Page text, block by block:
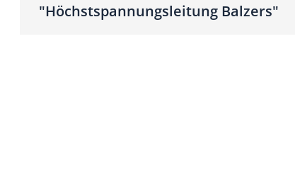
"Höchstspannungsleitung Balzers"